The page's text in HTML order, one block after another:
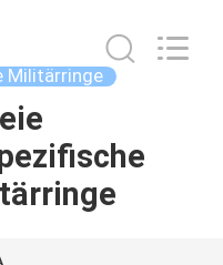
Militärringe